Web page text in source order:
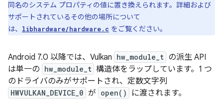
同名のシステム プロパティの値に置き換えられます。詳細および
サポートされているその他の場所について
は、
libhardware/hardware.c をご覧ください。
Android 7.0 以降では、Vulkan hw_module_t の派生 API
は単一の hw_module_t 構造体をラップしています。1 つ
のドライバのみがサポートされ、定数文字列
HWVULKAN_DEVICE_0 が open()
に渡されます。